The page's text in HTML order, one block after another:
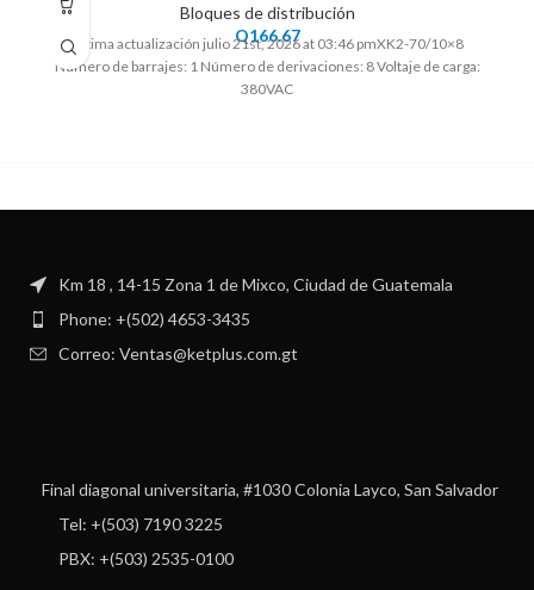
Bloques de distribución
Q166.67
Ultima actualización julio 21st, 2026 at 03:46 pmXK2-70/10×8
Número de barrajes: 1 Número de derivaciones: 8 Voltaje de carga:
380VAC
Km 18 , 14-15 Zona 1 de Mixco, Ciudad de Guatemala
Phone: +(502) 4653-3435
Correo: Ventas@ketplus.com.gt
Final diagonal universitaria, #1030 Colonia Layco, San Salvador
Tel: +(503) 7190 3225
PBX: +(503) 2535-0100